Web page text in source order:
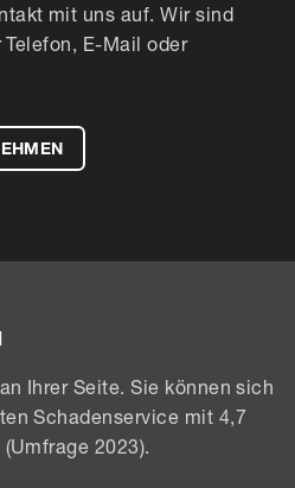
mit uns auf. Wir sind
E-Mail oder
Ihrer Seite. Sie können sich
Schadenservice mit 4,7
2023).